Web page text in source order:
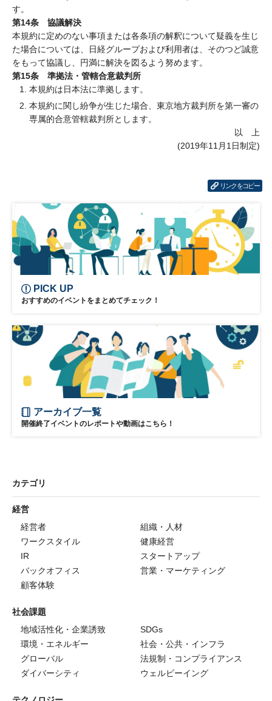
す。
第14条 協議解決
本規約に定めのない事項または各条項の解釈について疑義を生じ
た場合については、日経グループおよび利用者は、そのつど誠意
をもって協議し、円満に解決を図るよう努めます。
第15条 準拠法・管轄合意裁判所
本規約は日本法に準拠します。
本規約に関し紛争が生じた場合、東京地方裁判所を第一審の
専属的合意管轄裁判所とします。
以 上
(2019年11月1日制定)
リンクをコピー
PICK UP
おすすめのイベントをまとめてチェック！
アーカイブ一覧
開催終了イベントのレポートや動画はこちら！
カテゴリ
経営
経営者
組織・人材
ワークスタイル
健康経営
IR
スタートアップ
バックオフィス
営業・マーケティング
顧客体験
社会課題
地域活性化・企業誘致
SDGs
環境・エネルギー
社会・公共・インフラ
グローバル
法規制・コンプライアンス
ダイバーシティ
ウェルビーイング